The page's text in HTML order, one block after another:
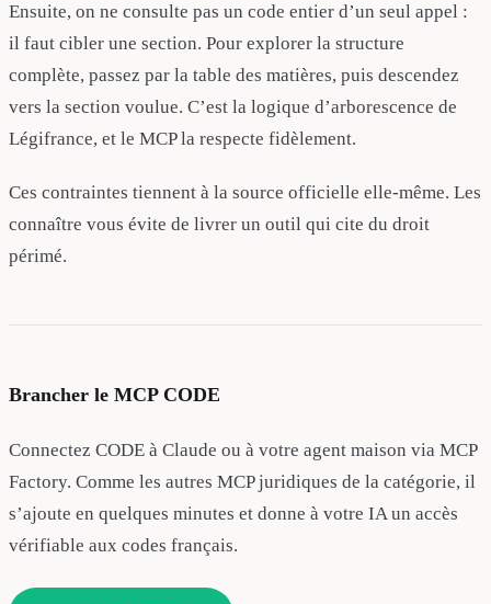
Ensuite, on ne consulte pas un code entier d’un seul appel :
il faut cibler une section. Pour explorer la structure
complète, passez par la table des matières, puis descendez
vers la section voulue. C’est la logique d’arborescence de
Légifrance, et le MCP la respecte fidèlement.
Ces contraintes tiennent à la source officielle elle-même. Les
connaître vous évite de livrer un outil qui cite du droit
périmé.
Brancher le MCP CODE
Connectez CODE à Claude ou à votre agent maison via MCP
Factory. Comme les autres MCP juridiques de la catégorie, il
s’ajoute en quelques minutes et donne à votre IA un accès
vérifiable aux codes français.